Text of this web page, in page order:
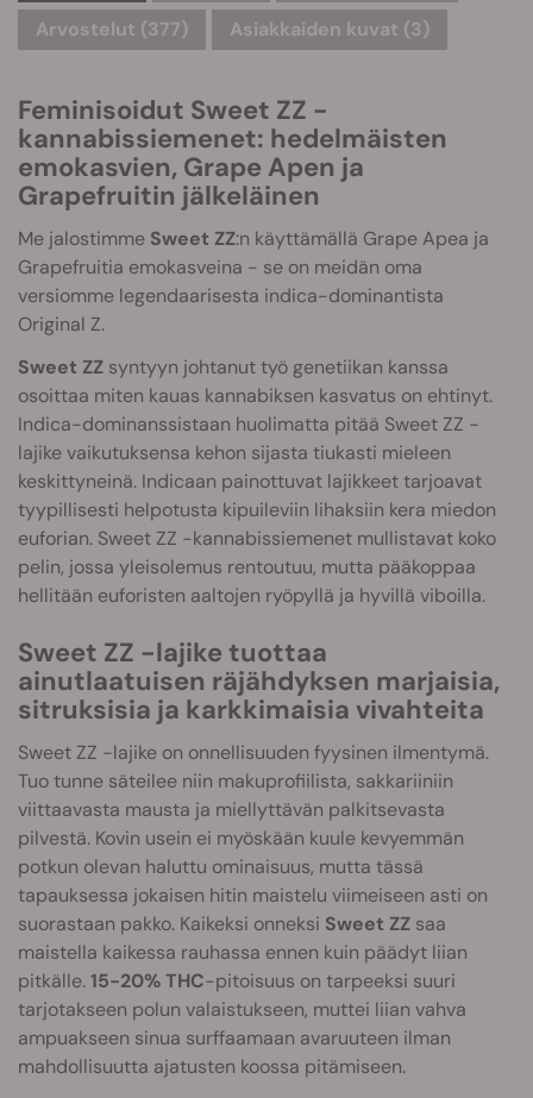
Arvostelut (377)
Asiakkaiden kuvat (3)
Feminisoidut Sweet ZZ -
kannabissiemenet: hedelmäisten
emokasvien, Grape Apen ja
Grapefruitin jälkeläinen
Me jalostimme Sweet ZZ:n käyttämällä Grape Apea ja
Grapefruitia emokasveina - se on meidän oma
versiomme legendaarisesta indica-dominantista
Original Z.
Sweet ZZ syntyyn johtanut työ genetiikan kanssa
osoittaa miten kauas kannabiksen kasvatus on ehtinyt.
Indica-dominanssistaan huolimatta pitää Sweet ZZ -
lajike vaikutuksensa kehon sijasta tiukasti mieleen
keskittyneinä. Indicaan painottuvat lajikkeet tarjoavat
tyypillisesti helpotusta kipuileviin lihaksiin kera miedon
euforian. Sweet ZZ -kannabissiemenet mullistavat koko
pelin, jossa yleisolemus rentoutuu, mutta pääkoppaa
hellitään euforisten aaltojen ryöpyllä ja hyvillä viboilla.
Sweet ZZ -lajike tuottaa
ainutlaatuisen räjähdyksen marjaisia,
sitruksisia ja karkkimaisia vivahteita
Sweet ZZ -lajike on onnellisuuden fyysinen ilmentymä.
Tuo tunne säteilee niin makuprofiilista, sakkariiniin
viittaavasta mausta ja miellyttävän palkitsevasta
pilvestä. Kovin usein ei myöskään kuule kevyemmän
potkun olevan haluttu ominaisuus, mutta tässä
tapauksessa jokaisen hitin maistelu viimeiseen asti on
suorastaan pakko. Kaikeksi onneksi Sweet ZZ saa
maistella kaikessa rauhassa ennen kuin päädyt liian
pitkälle.15-20% THC-pitoisuus on tarpeeksi suuri
tarjotakseen polun valaistukseen, muttei liian vahva
ampuakseen sinua surffaamaan avaruuteen ilman
mahdollisuutta ajatusten koossa pitämiseen.